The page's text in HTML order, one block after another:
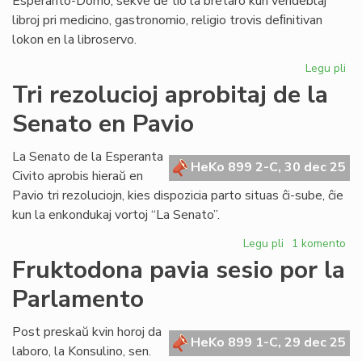
libroj pri medicino, gastronomio, religio trovis deﬁnitivan
lokon en la libroservo.
Legu pli
kaj
Tri rezolucioj aprobitaj de la
Senato en Pavio
HeKo 899 2-C, 30 dec 25
La Senato de la Esperanta
Civito aprobis hieraŭ en
Pavio tri rezoluciojn, kies dispozicia parto situas ĉi-sube, ĉie
kun la enkondukaj vortoj “La Senato”.
Legu pli pri
rezolucioj
la
Senato
1 komento
Fruktodona pavia sesio por la
Parlamento
HeKo 899 1-C, 29 dec 25
Post preskaŭ kvin horoj da
laboro, la Konsulino, sen.